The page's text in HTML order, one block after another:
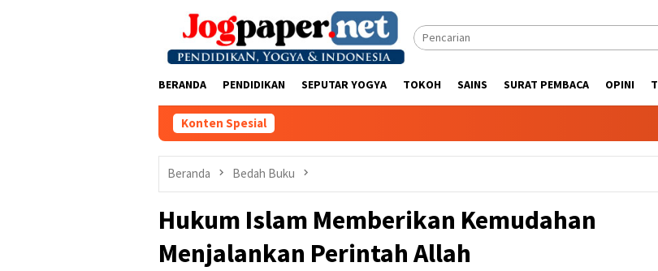
BERANDA PENDIDIKAN SEPUTAR YOGYA TOKOH SAINS SURAT PEMBACA OPINI
Konten Spesial
Beranda Bedah Buku
Hukum Islam Memberikan Kemudahan
Menjalankan Perintah Allah